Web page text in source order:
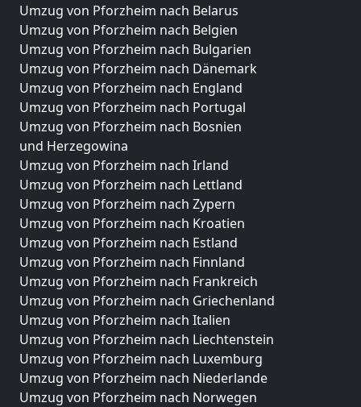
Umzug von Pforzheim nach Belarus
Umzug von Pforzheim nach Belgien
Umzug von Pforzheim nach Bulgarien
Umzug von Pforzheim nach Dänemark
Umzug von Pforzheim nach England
Umzug von Pforzheim nach Portugal
Umzug von Pforzheim nach Bosnien
und Herzegowina
Umzug von Pforzheim nach Irland
Umzug von Pforzheim nach Lettland
Umzug von Pforzheim nach Zypern
Umzug von Pforzheim nach Kroatien
Umzug von Pforzheim nach Estland
Umzug von Pforzheim nach Finnland
Umzug von Pforzheim nach Frankreich
Umzug von Pforzheim nach Griechenland
Umzug von Pforzheim nach Italien
Umzug von Pforzheim nach Liechtenstein
Umzug von Pforzheim nach Luxemburg
Umzug von Pforzheim nach Niederlande
Umzug von Pforzheim nach Norwegen